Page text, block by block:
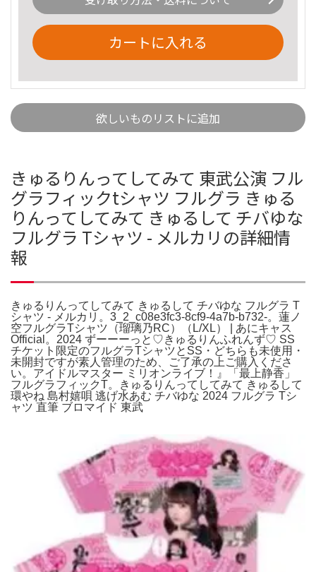
カートに入れる
欲しいものリストに追加
きゅるりんってしてみて 東武公演 フル
グラフィックtシャツ フルグラ きゅる
りんってしてみて きゅるして チバゆな
フルグラ Tシャツ - メルカリの詳細情
報
きゅるりんってしてみて きゅるして チバゆな フルグラ T
シャツ - メルカリ。3_2_c08e3fc3-8cf9-4a7b-b732-。蓮ノ
空フルグラTシャツ（瑠璃乃RC）（L/XL） | あにキャス
Official。2024 ずーーーっと♡きゅるりんふれんず♡ SS
チケット限定のフルグラTシャツとSS・どちらも未使用・
未開封ですが素人管理のため、ご了承の上ご購入くださ
い。アイドルマスター ミリオンライブ！』「最上静香」
フルグラフィックT。きゅるりんってしてみて きゅるして
環やね 島村嬉唄 逃げ水あむ チバゆな 2024 フルグラ Tシ
ャツ 直筆 ブロマイド 東武